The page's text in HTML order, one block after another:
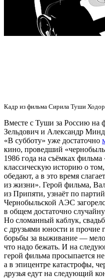
Кадр из фильма Сирила Туши
Вместе с Туши за Россию на
Зельдович и Александр
«В субботу» уже достаточно
кино, проведший
1986 года на съёмках
классическую историю о
обедают, а в это время
из жизни». Герой фильма,
из Припяти, узнаёт по
Чернобыльской АЭС
в общем достаточно
Но сломанный каблук,
с друзьями юности и прочие
борьбы за выживание —
что надо бежать. И на
герой фильма просыпается
а в эпицентре катастрофы,
друзья едут на следующий